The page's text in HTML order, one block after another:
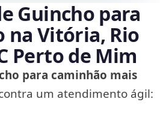
Guincho para
na Vitória, Rio
Perto de Mim
para caminhão mais
um atendimento ágil: